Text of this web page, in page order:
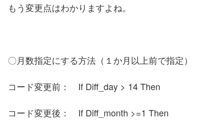
もう変更点はわかりますよね。
〇月数指定にする方法（１か月以上前で指定）
コード変更前： If Diff_day > 14 Then
コード変更後： If Diff_month >=1 Then